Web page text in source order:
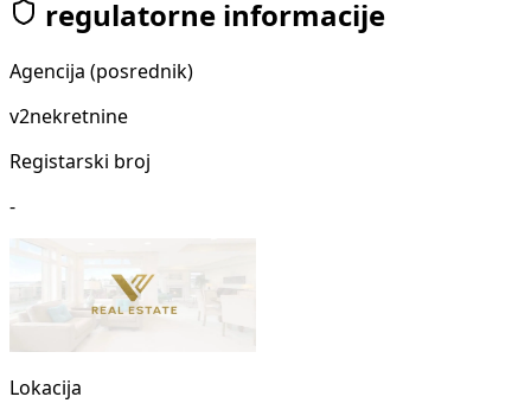
regulatorne informacije
Agencija (posrednik)
v2nekretnine
Registarski broj
-
Lokacija